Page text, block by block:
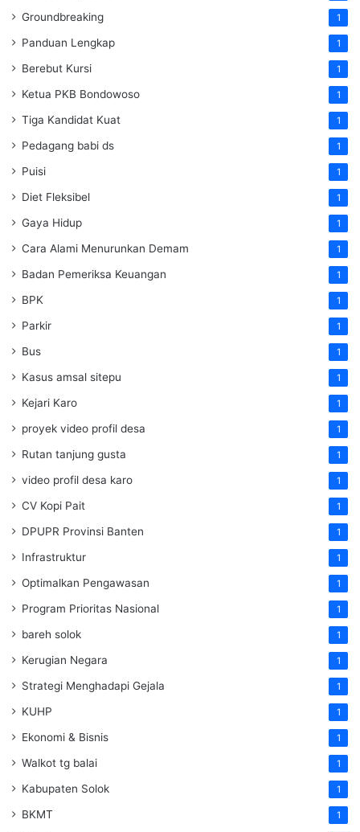
Groundbreaking 1
Panduan Lengkap 1
Berebut Kursi 1
Ketua PKB Bondowoso 1
Tiga Kandidat Kuat 1
Pedagang babi ds 1
Puisi 1
Diet Fleksibel 1
Gaya Hidup 1
Cara Alami Menurunkan Demam 1
Badan Pemeriksa Keuangan 1
BPK 1
Parkir 1
Bus 1
Kasus amsal sitepu 1
Kejari Karo 1
proyek video profil desa 1
Rutan tanjung gusta 1
video profil desa karo 1
CV Kopi Pait 1
DPUPR Provinsi Banten 1
Infrastruktur 1
Optimalkan Pengawasan 1
Program Prioritas Nasional 1
bareh solok 1
Kerugian Negara 1
Strategi Menghadapi Gejala 1
KUHP 1
Ekonomi & Bisnis 1
Walkot tg balai 1
Kabupaten Solok 1
BKMT 1